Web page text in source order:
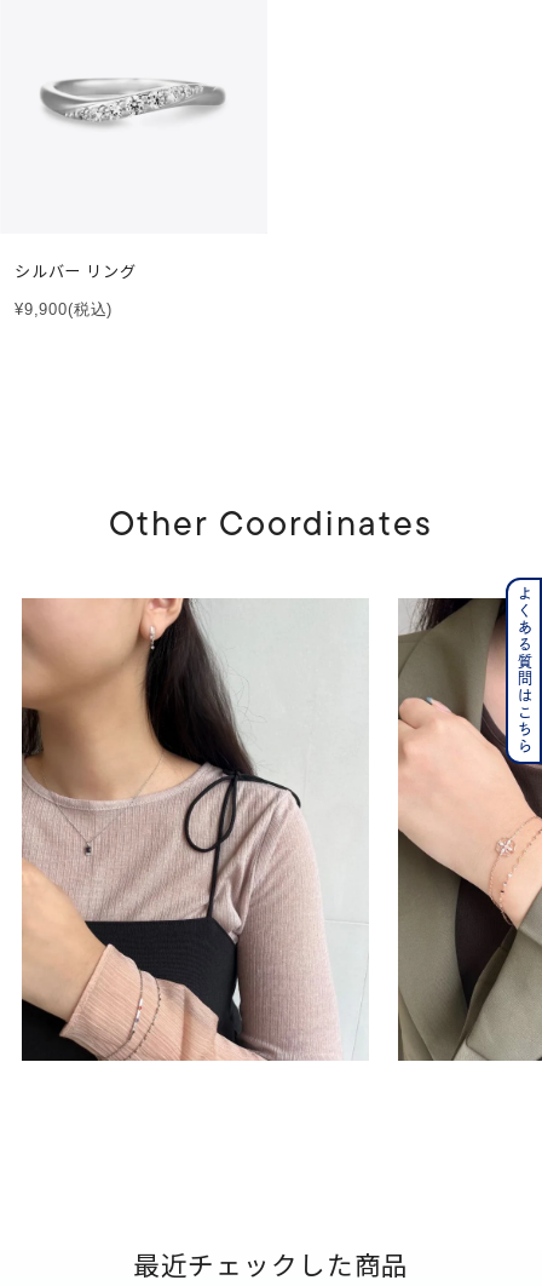
シルバー リング
¥9,900(税込)
Other Coordinates
最近チェックした商品
よくある質問はこちら